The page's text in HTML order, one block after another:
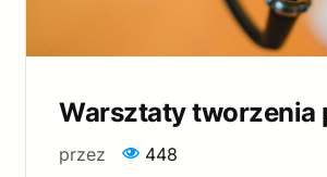
Warsztaty tworzenia
przez 448